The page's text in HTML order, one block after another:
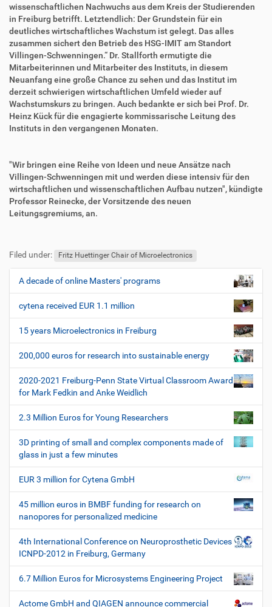
wissenschaftlichen Nachwuchs aus dem Kreis der Studierenden
in Freiburg betrifft. Letztendlich: Der Grundstein für ein
deutliches wirtschaftliches Wachstum ist gelegt. Das alles
zusammen sichert den Betrieb des HSG-IMIT am Standort
Villingen-Schwenningen.“ Dr. Stallforth ermutigte die
Mitarbeiterinnen und Mitarbeiter des Instituts, in diesem
Neuanfang eine große Chance zu sehen und das Institut im
derzeit schwierigen wirtschaftlichen Umfeld wieder auf
Wachstumskurs zu bringen. Auch bedankte er sich bei Prof. Dr.
Heinz Kück für die engagierte kommissarische Leitung des
Instituts in den vergangenen Monaten.
"Wir bringen eine Reihe von Ideen und neue Ansätze nach
Villingen-Schwenningen mit und werden diese intensiv für den
wirtschaftlichen und wissenschaftlichen Aufbau nutzen", kündigte
Professor Reinecke, der Vorsitzende des neuen
Leitungsgremiums, an.
ß
z
i
e
n
u
z
r
Filed under: Fritz Huettinger Chair of Microelectronics
N
v
i
g
a
t
i
o
n
A decade of online Masters' programs
cytena received EUR 1.1 million
15 years Microelectronics in Freiburg
200,000 euros for research into sustainable energy
2020-2021 Freiburg-Penn State Virtual Classroom Award
for Mark Fedkin and Anke Weidlich
2.3 Million Euros for Young Researchers
3D printing of small and complex components made of
glass in just a few minutes
EUR 3 million for Cytena GmbH
45 million euros in BMBF funding for research on
nanopores for personalized medicine
4th International Conference on Neuroprosthetic Devices
ICNPD-2012 in Freiburg, Germany
6.7 Million Euros for Microsystems Engineering Project
Actome GmbH and QIAGEN announce commercial